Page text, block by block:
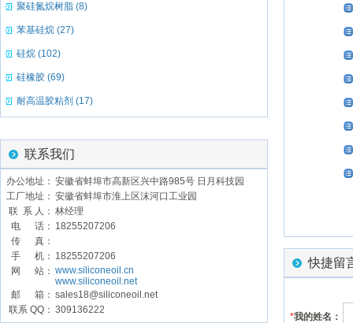
聚硅氮烷树脂 (8)
苯基硅烷 (27)
硅烷 (102)
硅橡胶 (69)
耐高温胶粘剂 (17)
联系我们
办公地址： 安徽省蚌埠市高新区兴中路985号 日月科技园
工厂地址： 安徽省蚌埠市淮上区沫河口工业园
联 系 人： 林经理
电 话： 18255207206
传 真：
手 机： 18255207206
网 站： www.siliconeoil.cn
www.siliconeoil.net
邮 箱： sales18@siliconeoil.net
联系 QQ： 309136222
快捷留
*我的姓名：